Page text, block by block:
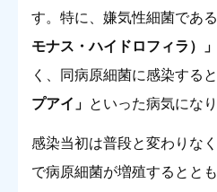
す。特に、嫌気性細菌である
モナス・ハイドロフィラ）」
く、同病原細菌に感染すると
プアイ」 といった病気になり
感染当初は普段と変わりな
で病原細菌が増殖するとと